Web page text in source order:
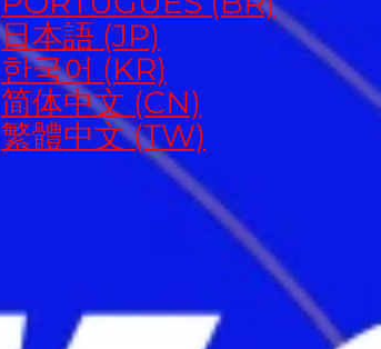
日本語 (JP)
한국어 (KR)
简体中文 (CN)
繁體中文 (TW)